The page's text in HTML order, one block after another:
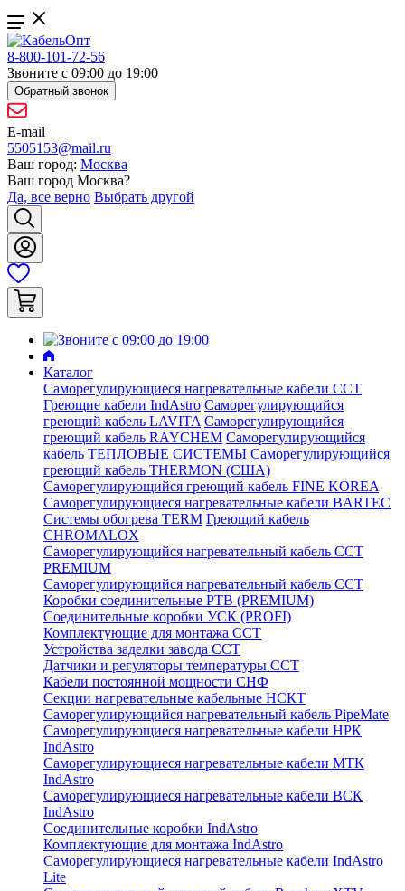
8-800-101-72-56
Звоните с 09:00 до 19:00
Обратный звонок
E-mail
5505153@mail.ru
Ваш город: Москва
Ваш город Москва?
Да, все верно Выбрать другой
Каталог
Саморегулирующиеся нагревательные кабели ССТ
Греющие кабели IndAstro Саморегулирующийся
греющий кабель LAVITA Саморегулирующийся
греющий кабель RAYCHEM Саморегулирующийся
кабель ТЕПЛОВЫЕ СИСТЕМЫ Саморегулирующийся
греющий кабель THERMON (США)
Саморегулирующийся греющий кабель FINE KOREA
Саморегулирующиеся нагревательные кабели BARTEC
Системы обогрева TERM Греющий кабель
CHROMALOX
Саморегулирующийся нагревательный кабель ССТ
PREMIUM
Саморегулирующийся нагревательный кабель ССТ
Коробки соединительные РТВ (PREMIUM)
Соединительные коробки УСК (PROFI)
Комплектующие для монтажа ССТ
Устройства заделки завода ССТ
Датчики и регуляторы температуры ССТ
Кабели постоянной мощности СНФ
Секции нагревательные кабельные НСКТ
Саморегулирующийся нагревательный кабель PipeMate
Саморегулирующиеся нагревательные кабели НРК
IndAstro
Саморегулирующиеся нагревательные кабели МТК
IndAstro
Саморегулирующиеся нагревательные кабели ВСК
IndAstro
Соединительные коробки IndAstro
Комплектующие для монтажа IndAstro
Саморегулирующиеся нагревательные кабели IndAstro
Lite